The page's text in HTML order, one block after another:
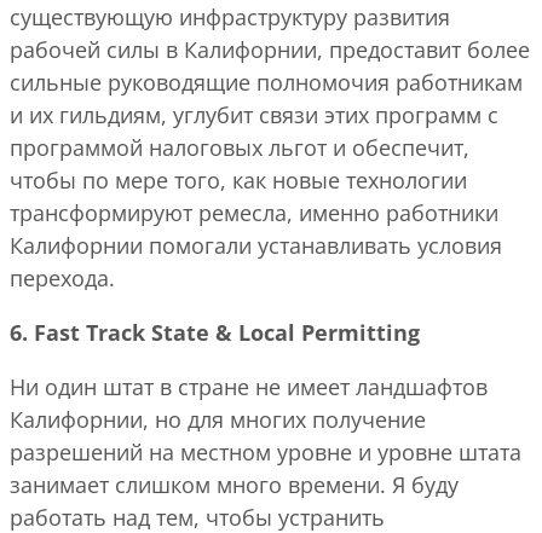
существующую инфраструктуру развития
рабочей силы в Калифорнии, предоставит более
сильные руководящие полномочия работникам
и их гильдиям, углубит связи этих программ с
программой налоговых льгот и обеспечит,
чтобы по мере того, как новые технологии
трансформируют ремесла, именно работники
Калифорнии помогали устанавливать условия
перехода.
6. Fast Track State & Local Permitting
Ни один штат в стране не имеет ландшафтов
Калифорнии, но для многих получение
разрешений на местном уровне и уровне штата
занимает слишком много времени. Я буду
работать над тем, чтобы устранить